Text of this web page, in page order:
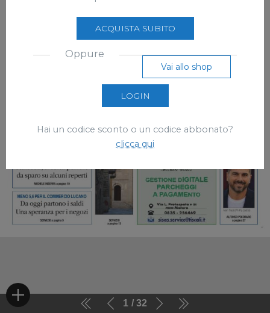
1 32
ACQUISTA SUBITO
Oppure
Vai allo shop
LOGIN
Hai un codice sconto o un codice abbonato?
clicca qui